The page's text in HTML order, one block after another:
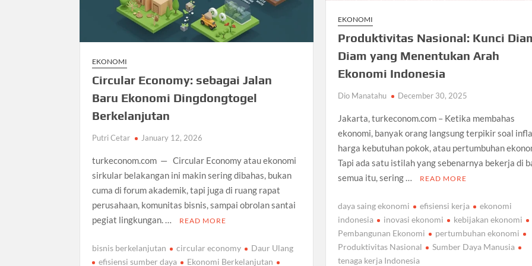
EKONOMI
Circular Economy: sebagai Jalan
Baru Ekonomi Dingdongtogel
Berkelanjutan
Putri Cetar January 12, 2026
turkeconom.com — Circular Economy atau ekonomi
sirkular belakangan ini makin sering dibahas, bukan
cuma di forum akademik, tapi juga di ruang rapat
perusahaan, komunitas bisnis, sampai obrolan santai
pegiat lingkungan. …
READ MORE
bisnis berkelanjutan circular economy
Daur Ulang
efisiensi sumber daya
Ekonomi Berkelanjutan
EKONOMI
Produktivitas Nasional: Kunci
Diam yang Menentukan Arah
Ekonomi Indonesia
Dio Manatahu December 30, 2025
Jakarta, turkeconom.com – Ketika membahas
ekonomi, banyak orang langsung terpikir soal
harga kebutuhan pokok, atau pertumbuhan
Tapi ada satu istilah yang sebenarnya bekerja di
semua itu, sering …
READ MORE
daya saing ekonomi efisiensi kerja
ekonomi
indonesia
inovasi ekonomi
kebijakan ekonomi
Pembangunan Ekonomi
pertumbuhan ekonomi
Produktivitas Nasional
Sumber Daya Manusia
tenaga kerja Indonesia